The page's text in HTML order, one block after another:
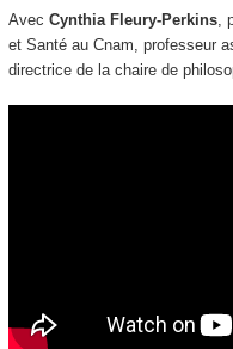
Avec Cynthia Fleury-Perkins,
et Santé au Cnam, professeur
directrice de la chaire de